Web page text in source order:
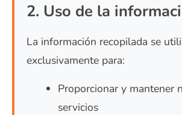
2. Uso de la
La información recopilada se
exclusivamente para:
Proporcionar y mantener
servicios